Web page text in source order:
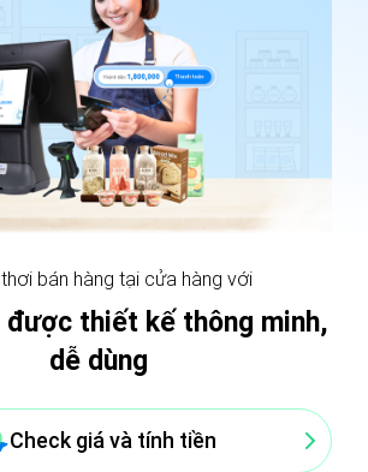
bán hàng tại cửa hàng với
được thiết kế thông minh,
dễ dùng
Check giá và tính tiền